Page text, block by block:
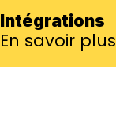
Intégrations
En savoir plus